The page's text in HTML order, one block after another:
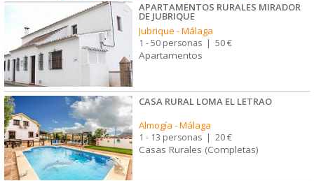
APARTAMENTOS RURALES MIRADOR
DE JUBRIQUE
Jubrique -Málaga
1 - 50 personas | 50 €
Apartamentos
CASA RURAL LOMA EL LETRAO
Almogía -Málaga
1 - 13 personas | 20 €
Casas Rurales (Completas)